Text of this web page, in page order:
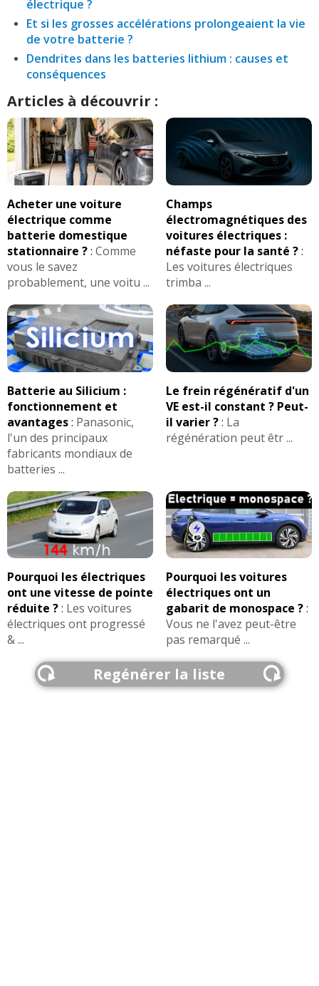
électrique ?
Et si les grosses accélérations prolongeaient la vie
de votre batterie ?
Dendrites dans les batteries lithium : causes et
conséquences
Articles à découvrir :
Acheter une voiture
électrique comme
batterie domestique
stationnaire ?: Comme
vous le savez
probablement, une voitu ...
Champs
électromagnétiques des
voitures électriques :
néfaste pour la santé ?:
Les voitures électriques
trimba ...
Batterie au Silicium :
fonctionnement et
avantages: Panasonic,
l'un des principaux
fabricants mondiaux de
batteries ...
Le frein régénératif d'un
VE est-il constant ? Peut-
il varier ?: La
régénération peut êtr ...
Pourquoi les électriques
ont une vitesse de pointe
réduite ?: Les voitures
électriques ont progressé
& ...
Pourquoi les voitures
électriques ont un
gabarit de monospace ?:
Vous ne l'avez peut-être
pas remarqué ...
Regénérer la liste